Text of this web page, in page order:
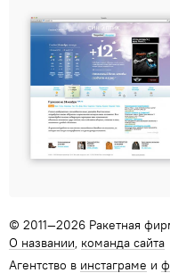
© 2011—2026 Ракетная
О названии команда сайта
Агентство в инстаграме и